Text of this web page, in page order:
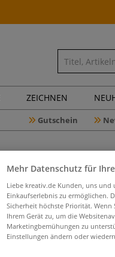
ZEICHNEN
Gutschein
Mehr Datenschutz für
Liebe kreativ.de Kunden, uns
Einkaufserlebnis zu ermöglichen.
Sicherheit höchste Priorität. Wenn
Ihrem Gerät zu, um die
Marketingbemühungen zu
Einstellungen ändern oder